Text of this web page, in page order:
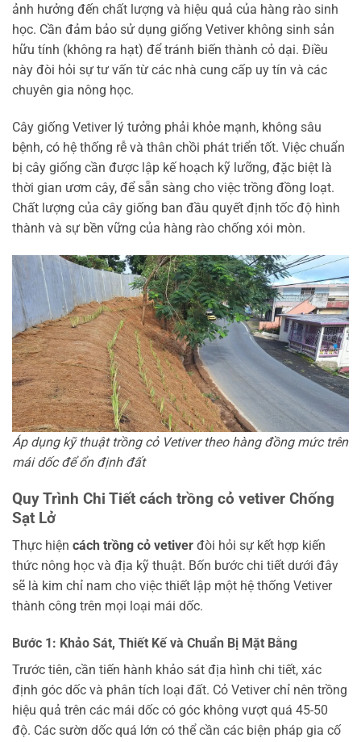
ảnh hưởng đến chất lượng và hiệu quả của hàng rào sinh
học. Cần đảm bảo sử dụng giống Vetiver không sinh sản
hữu tính (không ra hạt) để tránh biến thành cỏ dại. Điều
này đòi hỏi sự tư vấn từ các nhà cung cấp uy tín và các
chuyên gia nông học.
Cây giống Vetiver lý tưởng phải khỏe mạnh, không sâu
bệnh, có hệ thống rễ và thân chồi phát triển tốt. Việc chuẩn
bị cây giống cần được lập kế hoạch kỹ lưỡng, đặc biệt là
thời gian ươm cây, để sẵn sàng cho việc trồng đồng loạt.
Chất lượng của cây giống ban đầu quyết định tốc độ hình
thành và sự bền vững của hàng rào chống xói mòn.
Áp dụng kỹ thuật trồng cỏ Vetiver theo hàng đồng mức trên
mái dốc để ổn định đất
Quy Trình Chi Tiết cách trồng cỏ vetiver Chống
Sạt Lở
Thực hiện cách trồng cỏ vetiver đòi hỏi sự kết hợp kiến
thức nông học và địa kỹ thuật. Bốn bước chi tiết dưới đây
sẽ là kim chỉ nam cho việc thiết lập một hệ thống Vetiver
thành công trên mọi loại mái dốc.
Bước 1: Khảo Sát, Thiết Kế và Chuẩn Bị Mặt Bằng
Trước tiên, cần tiến hành khảo sát địa hình chi tiết, xác
định góc dốc và phân tích loại đất. Cỏ Vetiver chỉ nên trồng
hiệu quả trên các mái dốc có góc không vượt quá 45-50
độ. Các sườn dốc quá lớn có thể cần các biện pháp gia cố